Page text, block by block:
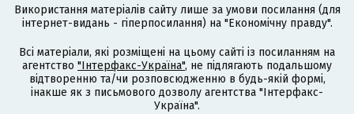
Використання матеріалів сайту лише за умови посилання (для
інтернет-видань - гіперпосилання) на "Економічну правду".
Всі матеріали, які розміщені на цьому сайті із посиланням на
агентство "Інтерфакс-Україна", не підлягають подальшому
відтворенню та/чи розповсюдженню в будь-якій формі,
інакше як з письмового дозволу агентства "Інтерфакс-
Україна".